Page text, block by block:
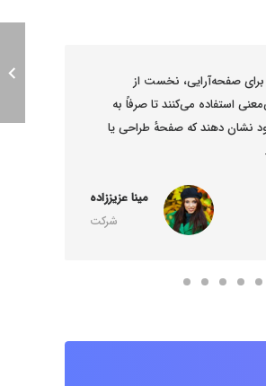
برای صفحه‌آرایی، نخست از
استفاده می‌کنند تا صرفاً به
نشان دهند که صفحهٔ طراحی یا
مینا عزیززاده
شرکت